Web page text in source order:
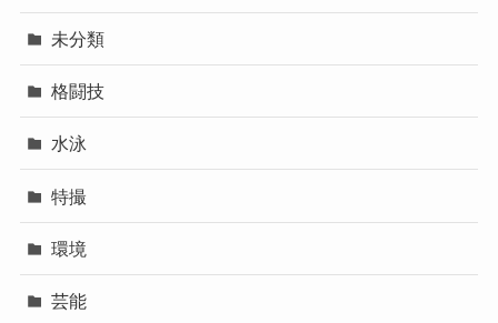
未分類
格闘技
水泳
特撮
環境
芸能